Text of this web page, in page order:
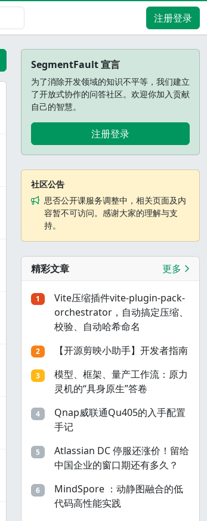
注册登录
SegmentFault 宣言
为了消除开发领域的知识不平等，我们建立
了开放式协作的问答社区。欢迎你加入贡献
自己的智慧。
注册登录
社区公告
思否公开课服务调整中，相关页面及内
容暂不可访问。感谢大家的理解与支
持。
精彩文章 更多
1
Vite压缩插件vite-plugin-pack-
orchestrator，自动搞定压缩、
校验、自动哈希命名
2 【开源剪映小助手】开发者指南
3
模型、框架、量产工作流：原力
灵机的“具身原生”答卷
4
Qnap威联通Qu405的入手配置
手记
5
Atlassian DC 停服还涨价！留给
中国企业的窗口期还有多久？
6
MindSpore ：动静图融合的低
代码高性能实践